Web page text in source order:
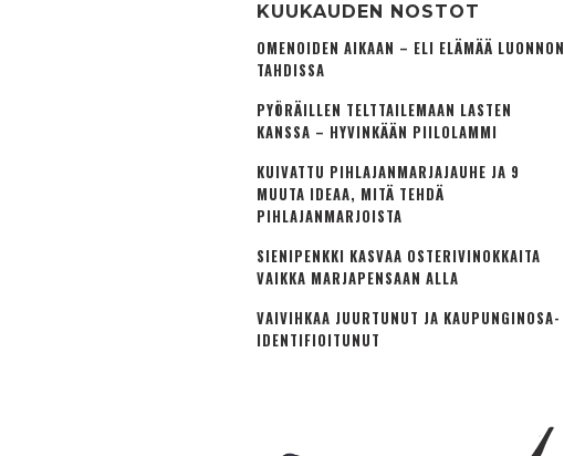
KUUKAUDEN NOSTOT
OMENOIDEN AIKAAN – ELI ELÄMÄÄ LUONNON
TAHDISSA
PYÖRÄILLEN TELTTAILEMAAN LASTEN
KANSSA – HYVINKÄÄN PIILOLAMMI
KUIVATTU PIHLAJANMARJAJAUHE JA 9
MUUTA IDEAA, MITÄ TEHDÄ
PIHLAJANMARJOISTA
SIENIPENKKI KASVAA OSTERIVINOKKAITA
VAIKKA MARJAPENSAAN ALLA
VAIVIHKAA JUURTUNUT JA KAUPUNGINOSA­
IDENTIFIOITUNUT